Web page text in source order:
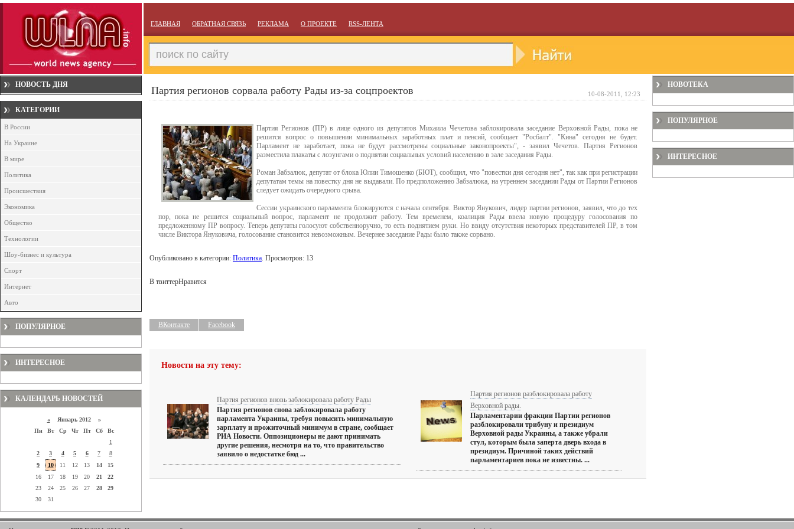
ГЛАВНАЯ ОБРАТНАЯ СВЯЗЬ РЕКЛАМА О ПРОЕКТЕ RSS-ЛЕНТА
НОВОСТЬ ДНЯ
КАТЕГОРИИ
В России
На Украине
В мире
Политика
Происшествия
Экономика
Общество
Технологии
Шоу-бизнес и культура
Спорт
Интернет
Авто
ПОПУЛЯРНОЕ
ИНТЕРЕСНОЕ
КАЛЕНДАРЬ НОВОСТЕЙ
«Январь 2012 »
Пн
Вт Ср Чт Пт Сб
Вс
1
2
3 4 5 6 7
8
9
10 11 12 13 14
15
16
17 18 19 20 21
22
23
24 25 26 27 28
29
30
31
Партия регионов сорвала работу Рады из-за соцпроектов
Партия Регионов (ПР) в лице одного из депутатов Михаила Чечетова заблокировала заседание Верховной Рады, пока не
решится вопрос о повышении минимальных заработных плат и пенсий, сообщает "Росбалт". "Кина" сегодня не будет.
Парламент не заработает, пока не будут рассмотрены социальные законопроекты", - заявил Чечетов. Партия Регионов
разместила плакаты с лозунгами о поднятии социальных условий населению в зале заседания Рады.
Роман Забзалюк, депутат от блока Юлии Тимошенко (БЮТ), сообщил, что "повестки дня сегодня нет", так как при регистрации
депутатам темы на повестку дня не выдавали. По предположению Забзалюка, на утреннем заседании Рады от Партии Регионов
следует ожидать очередного срыва.
Сессии украинского парламента блокируются с начала сентября. Виктор Янукович, лидер партии регионов, заявил, что до тех
пор, пока не решится социальный вопрос, парламент не продолжит работу. Тем временем, коалиция Рады ввела новую процедуру голосования по
предложенному ПР вопросу. Теперь депутаты голосуют собственноручно, то есть поднятием руки. Но ввиду отсутствия некоторых представителей ПР, в том
числе Виктора Януковича, голосование становится невозможным. Вечернее заседание Рады было также сорвано.
Опубликовано в категории: Политика. Просмотров: 13
В твиттерНравится
ВКонтакте Facebook
Новости на эту тему:
Партия регионов вновь заблокировала работу Рады
Партия регионов снова заблокировала работу
парламента Украины, требуя повысить минимальную
зарплату и прожиточный минимум в стране, сообщает
РИА Новости. Оппозиционеры не дают принимать
другие решения, несмотря на то, что правительство
заявило о недостатке бюд ...
Партия регионов разблокировала работу
Верховной рады.
Парламентарии фракции Партии регионов
разблокировали трибуну и президиум
Верховной рады Украины, а также убрали
стул, которым была заперта дверь входа в
президиум. Причиной таких действий
парламентариев пока не известны. ...
10-08-2011, 12:23
НОВОТЕКА
ПОПУЛЯРНОЕ
ИНТЕРЕСНОЕ